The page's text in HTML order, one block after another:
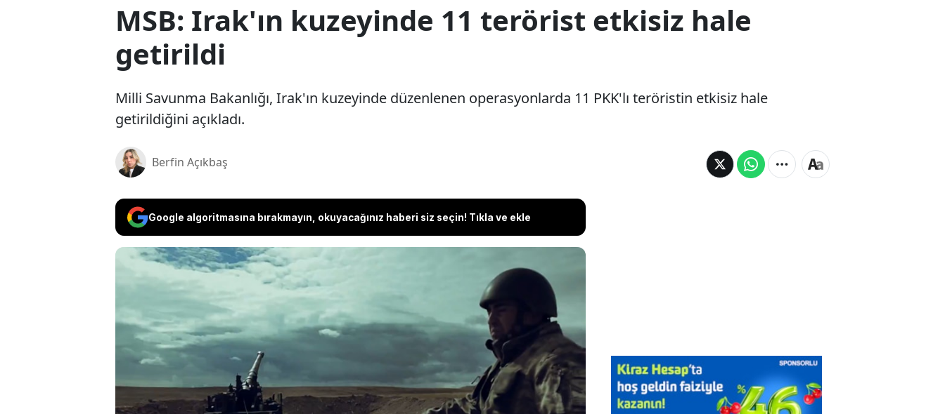
MSB: Irak'ın kuzeyinde 11 terörist etkisiz hale
getirildi
Milli Savunma Bakanlığı, Irak'ın kuzeyinde düzenlenen operasyonlarda 11 PKK'lı teröristin etkisiz hale
getirildiğini açıkladı.
Berfin Açıkbaş
Google algoritmasına bırakmayın, okuyacağınız haberi siz seçin! Tıkla ve ekle
Milli Savunma Bakanlığı, Irak'ın kuzeyinde
düzenlenen operasyonlarda 11 PKK'lı teröristin
etkisiz hale getirildiğini açıkladı.